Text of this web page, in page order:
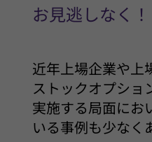
お見逃しなく！
近年上場企業や上
ストックオプショ
実施する局面にお
いる事例も少なく